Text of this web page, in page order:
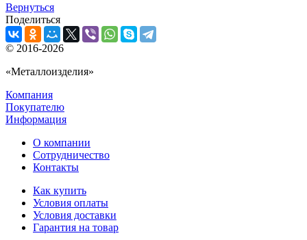
Вернуться
Поделиться
© 2016-2026
«Металлоизделия»
Компания
Покупателю
Информация
О компании
Сотрудничество
Контакты
Как купить
Условия оплаты
Условия доставки
Гарантия на товар